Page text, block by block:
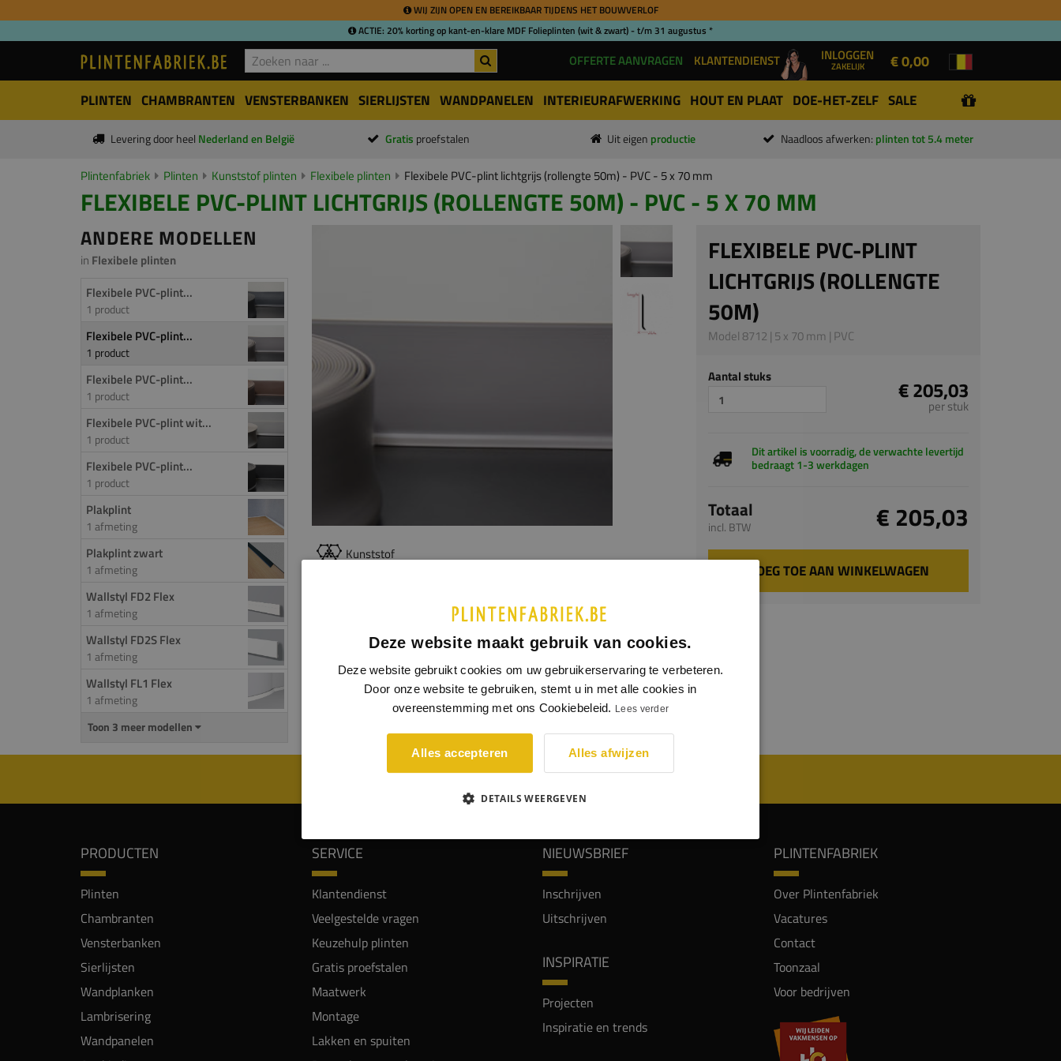
WIJ ZIJN OPEN EN BEREIKBAAR TIJDENS HET BOUWVERLOF
ACTIE: 20% korting op kant-en-klare MDF Folieplinten (wit & zwart) - t/m 31 augustus *
OFFERTE AANVRAGEN KLANTENDIENST INLOGGEN
ZAKELIJK € 0,00
PLINTEN CHAMBRANTEN VENSTERBANKEN SIERLIJSTEN WANDPANELEN INTERIEURAFWERKING HOUT EN PLAAT DOE-HET-ZELF SALE
Levering door heel Nederland en België Gratis proefstalen Uit eigen productie Naadloos afwerken: plinten tot 5.4 meter
Plintenfabriek Plinten Kunststof plinten Flexibele plinten Flexibele PVC-plint lichtgrijs (rollengte 50m) - PVC - 5 x 70 mm
FLEXIBELE PVC-PLINT LICHTGRIJS (ROLLENGTE 50M) - PVC - 5 X 70 MM
ANDERE MODELLEN
in Flexibele plinten
Flexibele PVC-plint...
1 product
Flexibele PVC-plint...
1 product
Flexibele PVC-plint...
1 product
Flexibele PVC-plint wit...
1 product
Flexibele PVC-plint...
1 product
Plakplint
1 afmeting
Plakplint zwart
1 afmeting
Wallstyl FD2 Flex
1 afmeting
Wallstyl FD2S Flex
1 afmeting
Wallstyl FL1 Flex
1 afmeting
Toon 3 meer modellen
Kunststof
De flexibele plint wordt handzaam op de rol verkocht. De plint is
plint kan eenvoudig worden gemonteerd met onze High Tack
montagekit.
FLEXIBELE PVC-PLINT
LICHTGRIJS (ROLLENGTE
50M)
Model 8712 | 5 x 70 mm | PVC
Aantal stuks € 205,03
per stuk
Dit artikel is voorradig, de verwachte levertijd
bedraagt 1-3 werkdagen
Totaal
incl. BTW € 205,03
VOEG TOE AAN WINKELWAGEN
WIJ WORDEN BEOORDEELD MET EEN 8.8
PRODUCTEN
Plinten
Chambranten
Vensterbanken
Sierlijsten
Wandplanken
Lambrisering
Wandpanelen
SERVICE
Klantendienst
Veelgestelde vragen
Keuzehulp plinten
Gratis proefstalen
Maatwerk
Montage
Lakken en spuiten
NIEUWSBRIEF
Inschrijven
Uitschrijven
INSPIRATIE
Projecten
Inspiratie en trends
PLINTENFABRIEK
Over Plintenfabriek
Vacatures
Contact
Toonzaal
Voor bedrijven
Deze website maakt gebruik van cookies.
Deze website gebruikt cookies om uw gebruikerservaring te verbeteren.
Door onze website te gebruiken, stemt u in met alle cookies in
overeenstemming met ons Cookiebeleid. Lees verder
Alles accepteren Alles afwijzen
DETAILS WEERGEVEN